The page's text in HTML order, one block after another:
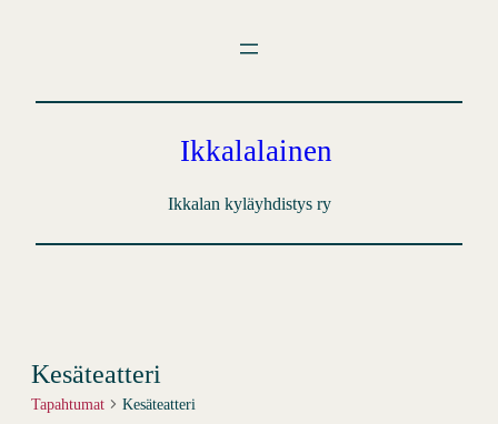
Ikkalalainen
Ikkalan kyläyhdistys ry
Kesäteatteri
Tapahtumat Kesäteatteri